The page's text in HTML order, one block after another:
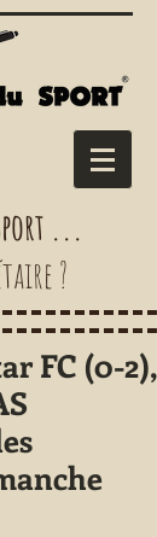
...
?
FC (0-2),